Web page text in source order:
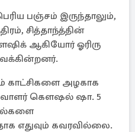
பஞ்சம் இருந்தாலும்,
சித்தாந்த்தின்
ஆகியோர் ஓரிரு
காட்சிகளை அழகாக
கௌஷல் ஷா. 5
எதுவும் கவரவில்லை.